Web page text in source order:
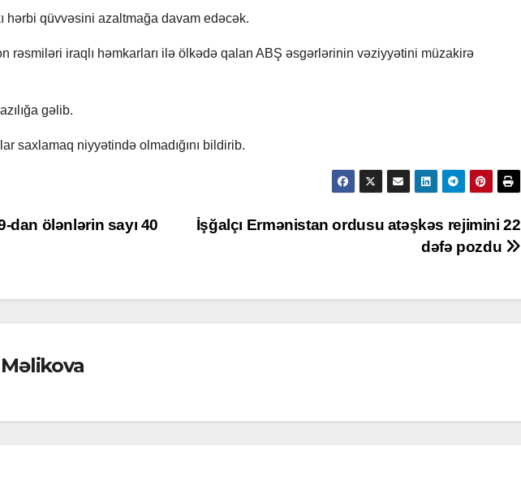
hərbi qüvvəsini azaltmağa davam edəcək.
rəsmiləri iraqlı həmkarları ilə ölkədə qalan ABŞ əsgərlərinin vəziyyətini müzakirə
gəlib.
saxlamaq niyyətində olmadığını bildirib.
İşğalçı Ermənistan ordusu atəşkəs rejimini 22
dəfə pozdu
dan ölənlərin sayı 40